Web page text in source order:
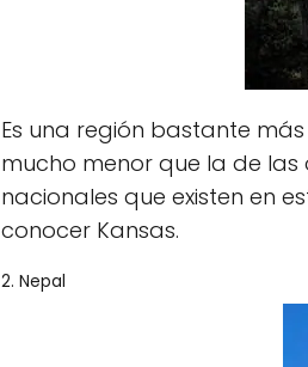
Es una región bastante
mucho menor que la de
nacionales que existen en
conocer Kansas.
2. Nepal